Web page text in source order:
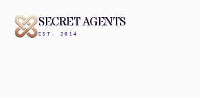
SECRET AGENTS
EST. 2014